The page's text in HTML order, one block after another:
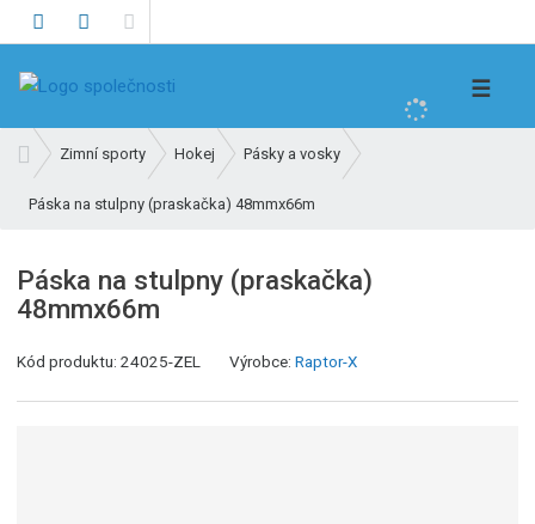
e
t
☰
v
o
í
s
r
Zimní sporty Hokej Pásky a vosky
Páska na stulpny (praskačka) 48mmx66m
Páska na stulpny (praskačka)
48mmx66m
Kód produktu:24025-ZEL Výrobce:Raptor-X